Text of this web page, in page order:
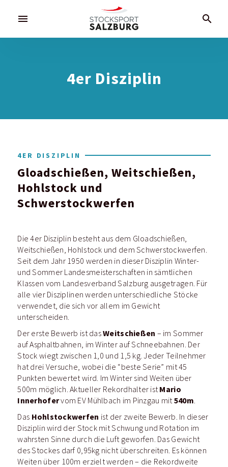
menu search
4er Disziplin
4ER DISZIPLIN
Gloadschießen, Weitschießen,
Hohlstock und
Schwerstockwerfen
Die 4er Disziplin besteht aus dem Gloadschießen,
Weitschießen, Hohlstock und dem Schwerstockwerfen.
Seit dem Jahr 1950 werden in dieser Disziplin Winter-
und Sommer Landesmeisterschaften in sämtlichen
Klassen vom Landesverband Salzburg ausgetragen. Für
alle vier Disziplinen werden unterschiedliche Stöcke
verwendet, die sich vor allem im Gewicht
unterscheiden.
Der erste Bewerb ist dasWeitschießen – im Sommer
auf Asphaltbahnen, im Winter auf Schneebahnen. Der
Stock wiegt zwischen 1,0 und 1,5 kg. Jeder Teilnehmer
hat drei Versuche, wobei die “beste Serie” mit 45
Punkten bewertet wird. Im Winter sind Weiten über
500m möglich. Aktueller Rekordhalter istMario
Innerhofervom EV Mühlbach im Pinzgau mit540m.
Das Hohlstockwerfen ist der zweite Bewerb. In dieser
Disziplin wird der Stock mit Schwung und Rotation im
wahrsten Sinne durch die Luft geworfen. Das Gewicht
des Stockes darf 0,95kg nicht überschreiten. Es können
Weiten über 100m erzielt werden – die Rekordweite